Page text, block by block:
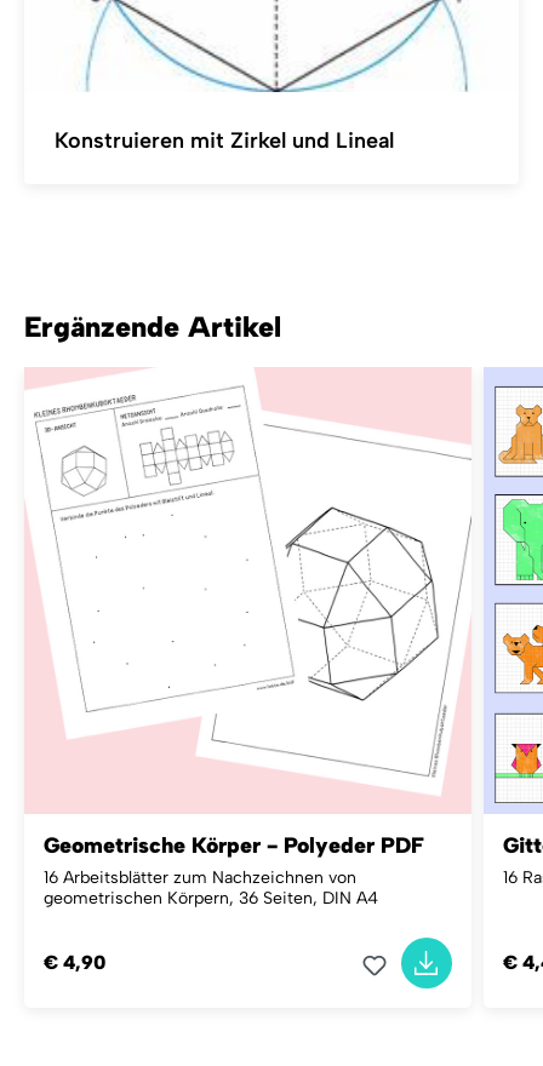
Konstruieren mit Zirkel und Lineal
Ergänzende Artikel
Geometrische Körper - Polyeder PDF
16 Arbeitsblätter zum Nachzeichnen von
geometrischen Körpern, 36 Seiten, DIN A4
€ 4,90
16
€